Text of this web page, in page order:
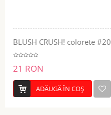
BLUSH CRUSH! colorete
21 RON
ADĂUGĂ ÎN COŞ